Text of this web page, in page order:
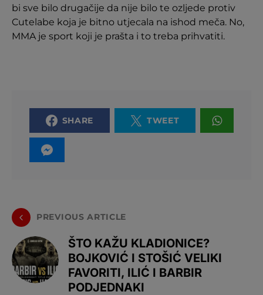
bi sve bilo drugačije da nije bilo te ozljede protiv
Cutelabe koja je bitno utjecala na ishod meča. No,
MMA je sport koji je prašta i to treba prihvatiti.
SHARE TWEET
PREVIOUS ARTICLE
ŠTO KAŽU KLADIONICE?
BOJKOVIĆ I STOŠIĆ VELIKI
FAVORITI, ILIĆ I BARBIR
PODJEDNAKI